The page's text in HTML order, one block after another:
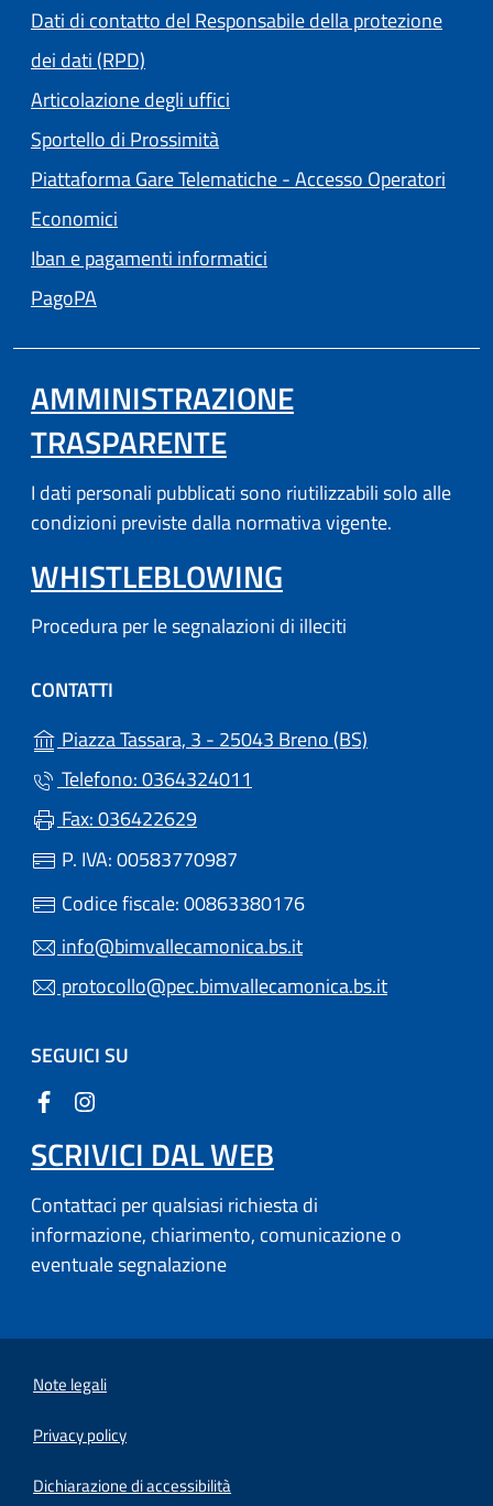
Dati di contatto del Responsabile della protezione
dei dati (RPD)
Articolazione degli uffici
Sportello di Prossimità
Piattaforma Gare Telematiche - Accesso Operatori
Economici
Iban e pagamenti informatici
PagoPA
AMMINISTRAZIONE
TRASPARENTE
I dati personali pubblicati sono riutilizzabili solo alle
condizioni previste dalla normativa vigente.
WHISTLEBLOWING
Procedura per le segnalazioni di illeciti
CONTATTI
Piazza Tassara, 3 - 25043 Breno (BS)
Telefono: 0364324011
Fax: 036422629
P. IVA: 00583770987
Codice fiscale: 00863380176
info@bimvallecamonica.bs.it
protocollo@pec.bimvallecamonica.bs.it
SEGUICI SU
SCRIVICI DAL WEB
Contattaci per qualsiasi richiesta di
informazione, chiarimento, comunicazione o
eventuale segnalazione
Note legali
Privacy policy
Dichiarazione di accessibilità